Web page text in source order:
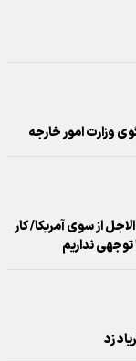
وزارت امور خارجه
از سوی آمریکا/ کار
نداریم
زد